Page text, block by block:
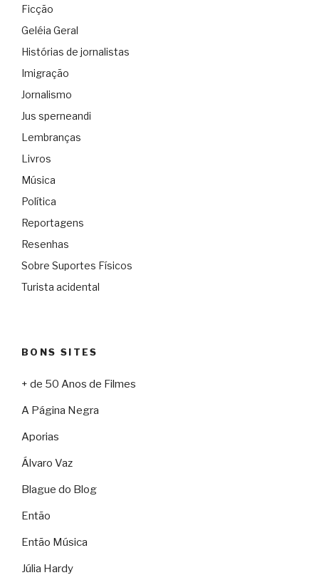
Ficção
Geléia Geral
Histórias de jornalistas
Imigração
Jornalismo
Jus sperneandi
Lembranças
Livros
Música
Política
Reportagens
Resenhas
Sobre Suportes Físicos
Turista acidental
BONS SITES
+ de 50 Anos de Filmes
A Página Negra
Aporias
Álvaro Vaz
Blague do Blog
Então
Então Música
Júlia Hardy